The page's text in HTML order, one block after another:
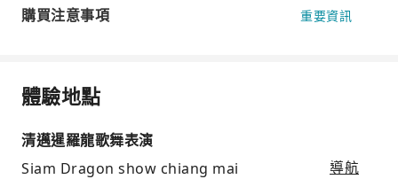
購買注意事項 重要資訊
體驗地點
清邁暹羅龍歌舞表演
Siam Dragon show chiang mai
導航